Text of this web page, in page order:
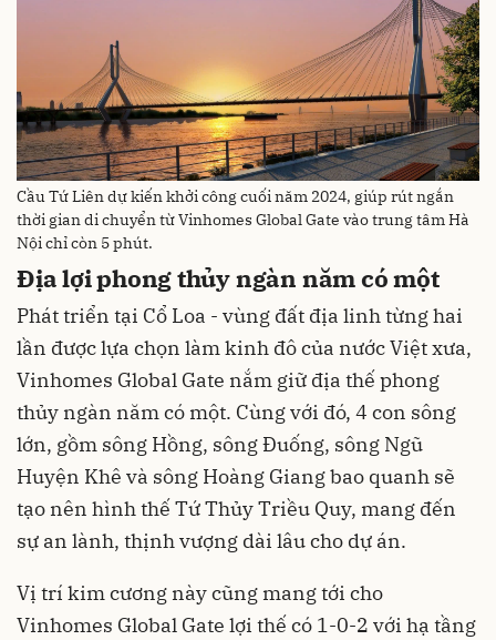
Cầu Tứ Liên dự kiến khởi công cuối năm 2024, giúp rút ngắn
thời gian di chuyển từ Vinhomes Global Gate vào trung tâm Hà
Nội chỉ còn 5 phút.
Địa lợi phong thủy ngàn năm có một
Phát triển tại Cổ Loa - vùng đất địa linh từng hai
lần được lựa chọn làm kinh đô của nước Việt xưa,
Vinhomes Global Gate nắm giữ địa thế phong
thủy ngàn năm có một. Cùng với đó, 4 con sông
lớn, gồm sông Hồng, sông Đuống, sông Ngũ
Huyện Khê và sông Hoàng Giang bao quanh sẽ
tạo nên hình thế Tứ Thủy Triều Quy, mang đến
sự an lành, thịnh vượng dài lâu cho dự án.
Vị trí kim cương này cũng mang tới cho
Vinhomes Global Gate lợi thế có 1-0-2 với hạ tầng